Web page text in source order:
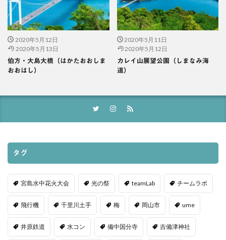
2020年5月12日
2020年5月13日
伯方・大島大橋（はかたおおしま
おおはし）
2020年5月11日
2020年5月12日
カレイ山展望公園（しまなみ海
道）
タグ
宮島水中花火大会 光の祭 teamLab チームラボ
飛行機 千里川土手 梅 岡山市 ume
井原鉄道 水コン 備中国分寺 吉備津神社